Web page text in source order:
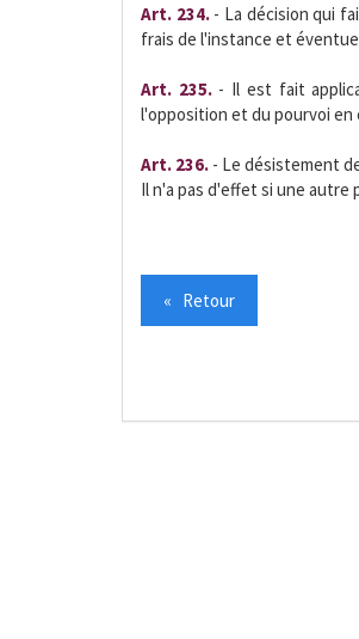
Art. 234. - La décision qui
frais de l'instance et
Art. 235.- Il est fait
l'opposition et du pourvoi en
Art. 236. - Le désistement
Il n'a pas d'effet si une
« Retour